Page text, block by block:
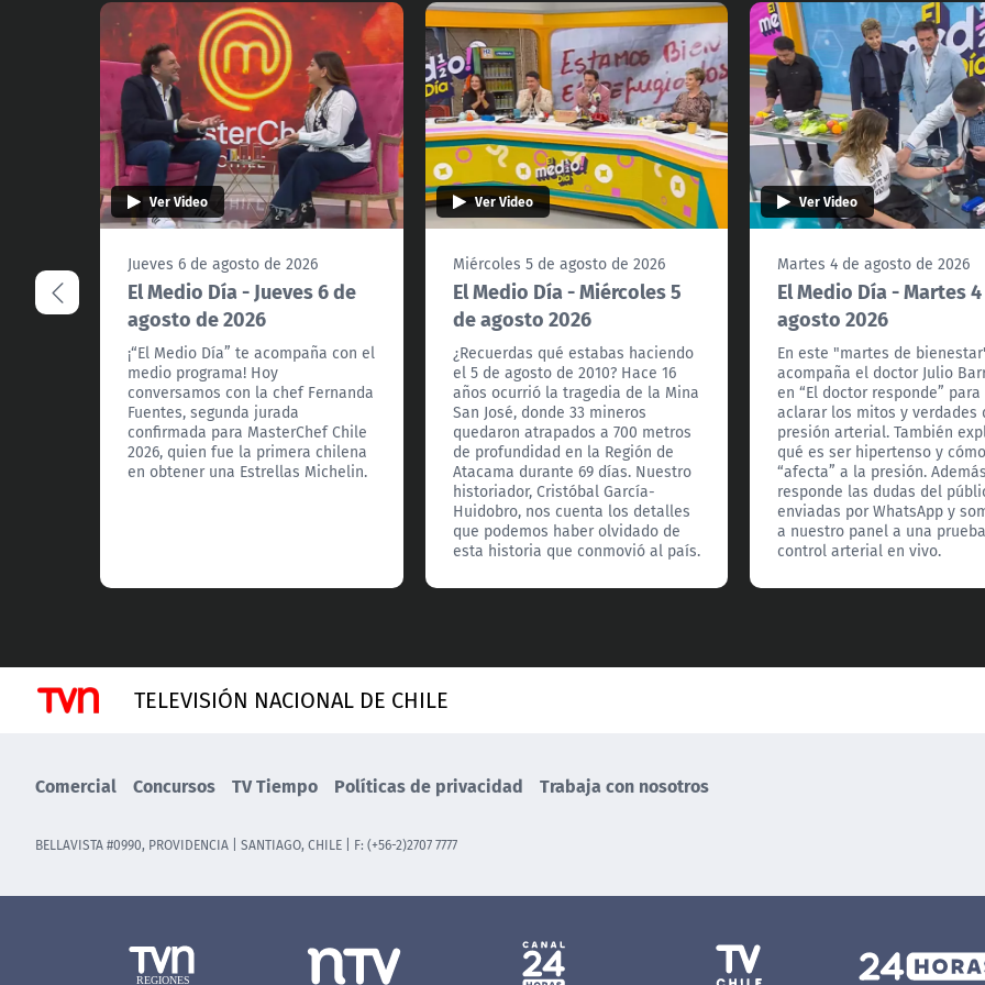
Ver Video
Jueves 6 de agosto de 2026
El Medio Día - Jueves 6 de
agosto de 2026
¡“El Medio Día” te acompaña con el
medio programa! Hoy
conversamos con la chef Fernanda
Fuentes, segunda jurada
confirmada para MasterChef Chile
2026, quien fue la primera chilena
en obtener una Estrellas Michelin.
Ver Video
Miércoles 5 de agosto de 2026
El Medio Día - Miércoles 5
de agosto 2026
¿Recuerdas qué estabas haciendo
el 5 de agosto de 2010? Hace 16
años ocurrió la tragedia de la Mina
San José, donde 33 mineros
quedaron atrapados a 700 metros
de profundidad en la Región de
Atacama durante 69 días. Nuestro
historiador, Cristóbal García-
Huidobro, nos cuenta los detalles
que podemos haber olvidado de
esta historia que conmovió al país.
Ver Video
Martes 4 de agosto de 2026
El Medio Día - Martes
agosto 2026
En este "martes de
acompaña el doctor Julio
en “El doctor responde” para
aclarar los mitos y verdades
presión arterial. También
qué es ser hipertenso y cómo
“afecta” a la presión.
responde las dudas del
enviadas por WhatsApp y
a nuestro panel a una
control arterial en vivo.
TELEVISIÓN NACIONAL DE CHILE
Comercial Concursos TV Tiempo Políticas de privacidad Trabaja con nosotros
BELLAVISTA #0990, PROVIDENCIA | SANTIAGO, CHILE | F: (+56-2)2707 7777